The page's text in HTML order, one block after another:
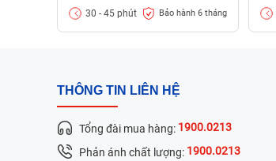
30 - 45 phút Bảo hành 6 tháng
THÔNG TIN LIÊN HỆ
Tổng đài mua hàng: 1900.0213
Phản ánh chất lượng: 1900.0213